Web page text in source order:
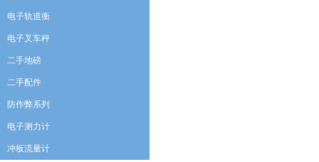
电子轨道衡
电子叉车秤
二手地磅
二手配件
防作弊系列
电子测力计
冲板流量计